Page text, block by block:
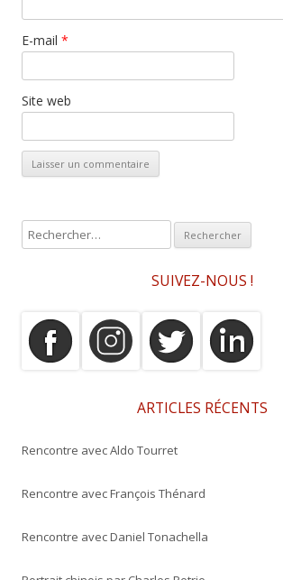
E-mail *
Site web
e
SUIVEZ-NOUS !
ARTICLES RÉCENTS
Rencontre avec Aldo Tourret
Rencontre avec François Thénard
Rencontre avec Daniel Tonachella